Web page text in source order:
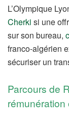
L’Olympique
Cherki si une
sur son bureau,
franco-algérien
sécuriser un
Parcours de
rémunération